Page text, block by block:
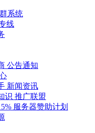
系统
线
公告通知
新闻资讯
识 推广联盟
服务器赞助计划